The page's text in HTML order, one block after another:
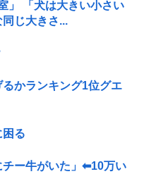
」 「犬は大きい小さい
じ大きさ...
かランキング1位グエ
困る
ー牛がいた」⬅10万い